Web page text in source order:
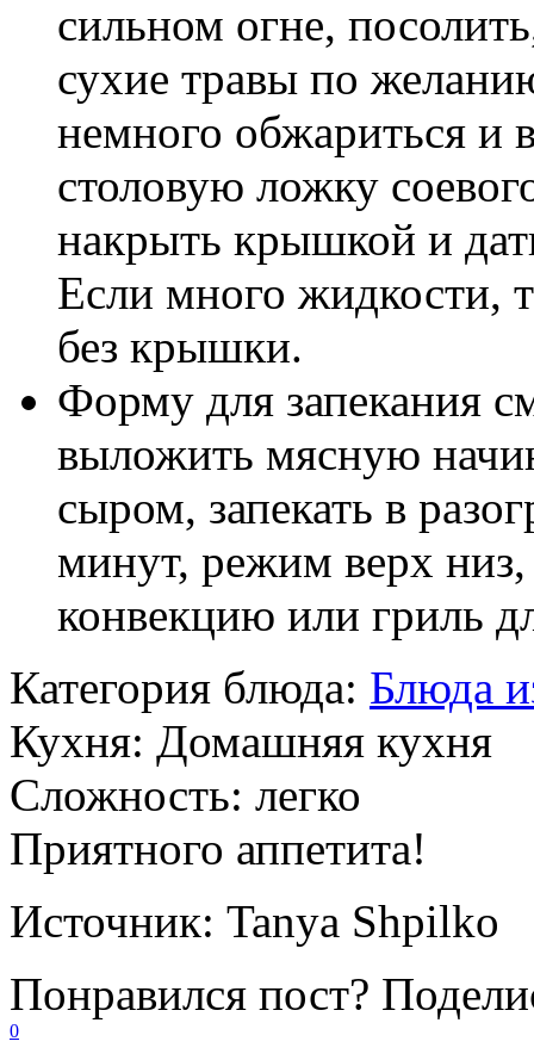
сильном огне,
сухие травы по
немного обжариться и
столовую ложку
накрыть крышкой и
Если много жидкости,
без крышки.
Форму для запекания
выложить мясную
сыром, запекать в
минут, режим верх
конвекцию или гриль
Категория блюда: Блюда
Кухня: Домашняя кухня
Сложность: легко
Приятного аппетита!
Источник: Tanya Shpilko
Понравился пост?
0